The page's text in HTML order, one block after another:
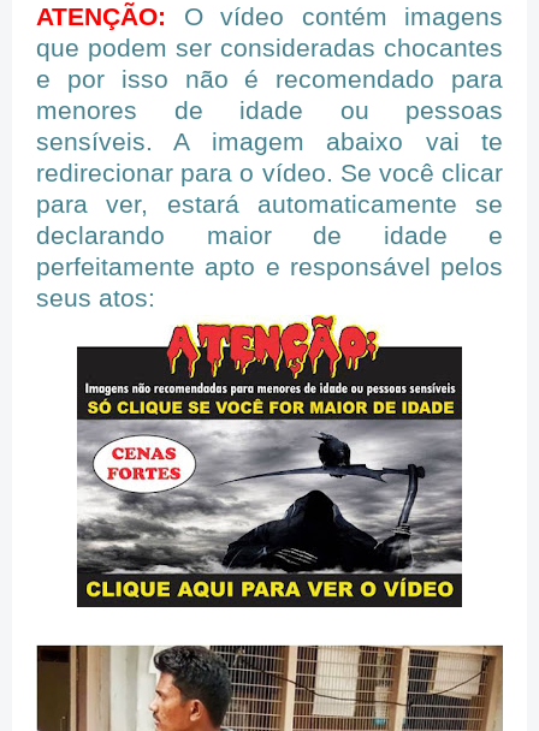
ATENÇÃO: O vídeo contém imagens
que podem ser consideradas chocantes
e por isso não é recomendado para
menores de idade ou pessoas
sensíveis. A imagem abaixo vai te
redirecionar para o vídeo. Se você clicar
para ver, estará automaticamente se
declarando maior de idade e
perfeitamente apto e responsável pelos
seus atos: